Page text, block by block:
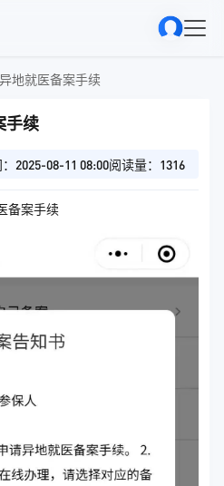
地就医备案手续
手续
2025-08-11 08:00阅读量：1316
备案手续